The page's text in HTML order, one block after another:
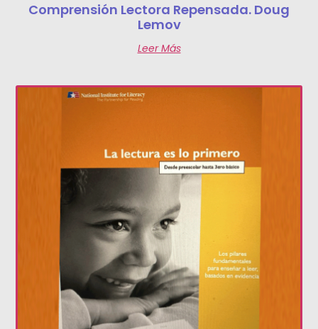
Comprensión Lectora Repensada. Doug
Lemov
Leer Más